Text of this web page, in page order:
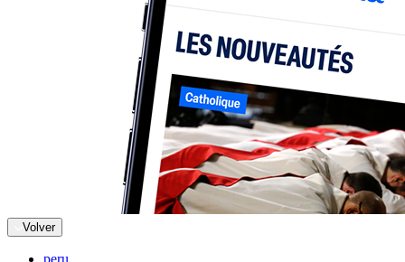
Volver
peru